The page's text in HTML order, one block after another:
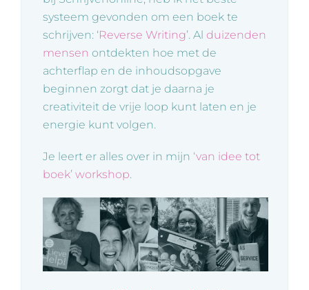
systeem gevonden om een boek te
schrijven: ‘Reverse Writing’. Al duizenden
mensen ontdekten hoe met de
achterflap en de inhoudsopgave
beginnen zorgt dat je daarna je
creativiteit de vrije loop kunt laten en je
energie kunt volgen.
Je leert er alles over in mijn ‘van idee tot
boek’ workshop.